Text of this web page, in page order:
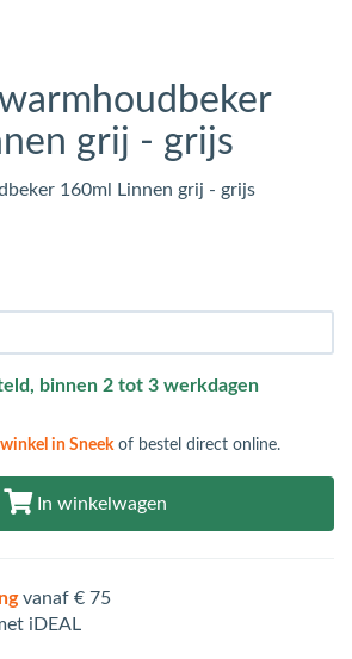
grij - grijs
160ml Linnen grij - grijs
binnen 2 tot 3 werkdagen
in Sneekof bestel direct online.
In winkelwagen
vanaf € 75
iDEAL